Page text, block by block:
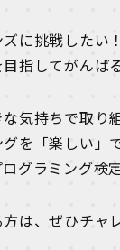
に挑戦したい！
目指してがんば
気持ちで取り
を「楽しい」
グラミング検
は、ぜひチャ